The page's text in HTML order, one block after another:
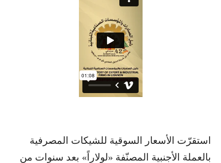
استقرّت الأسعار السوقية للشيكات المصرفية
بالعملة الأجنبية المصنّفة «لولاراً» بعد سنوات من